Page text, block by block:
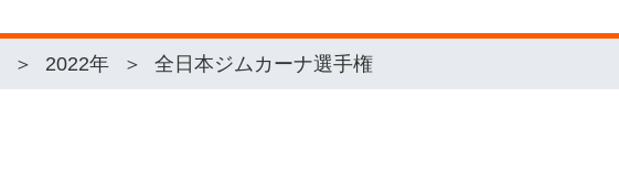
2022年 全日本ジムカーナ選手権